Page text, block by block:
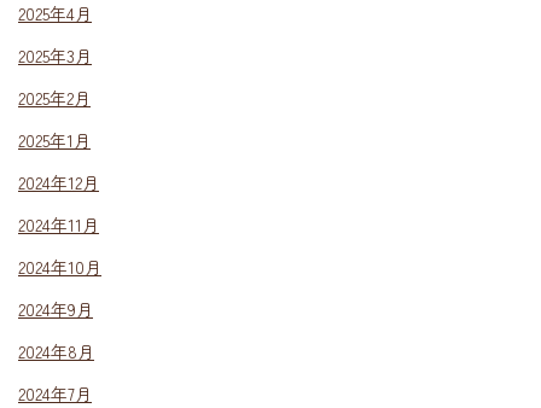
2025年4月
2025年3月
2025年2月
2025年1月
2024年12月
2024年11月
2024年10月
2024年9月
2024年8月
2024年7月